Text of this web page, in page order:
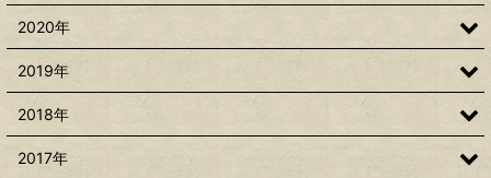
2020年
2019年
2018年
2017年